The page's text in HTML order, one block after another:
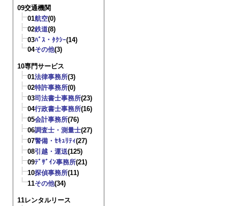
09交通機関
01航空(0)
02鉄道(8)
03ﾊﾞｽ・ﾀｸｼｰ(14)
04その他(3)
10専門サービス
01法律事務所(3)
02特許事務所(0)
03司法書士事務所(23)
04行政書士事務所(16)
05会計事務所(76)
06調査士・測量士(27)
07警備・ｾｷｭﾘﾃｨ(27)
08引越・運送(125)
09ﾃﾞｻﾞｲﾝ事務所(21)
10探偵事務所(11)
11その他(34)
11レンタルリース